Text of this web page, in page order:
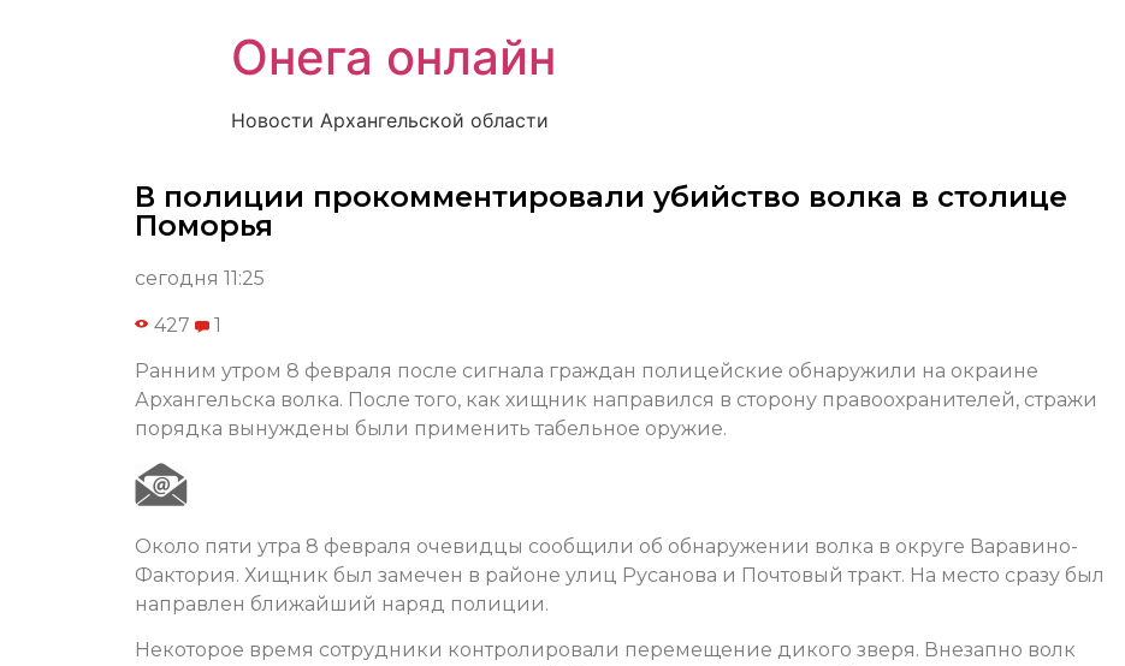
Онега онлайн
Новости Архангельской области
В полиции прокомментировали убийство волка в столице
Поморья
сегодня 11:25
427 1
Ранним утром 8 февраля после сигнала граждан полицейские обнаружили на окраине
Архангельска волка. После того, как хищник направился в сторону правоохранителей, стражи
порядка вынуждены были применить табельное оружие.
Около пяти утра 8 февраля очевидцы сообщили об обнаружении волка в округе Варавино-
Фактория. Хищник был замечен в районе улиц Русанова и Почтовый тракт. На место сразу был
направлен ближайший наряд полиции.
Некоторое время сотрудники контролировали перемещение дикого зверя. Внезапно волк